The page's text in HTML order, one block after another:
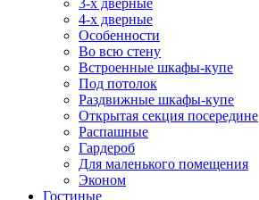
3-х дверные
4-х дверные
Особенности
Во всю стену
Встроенные шкафы-купе
Под потолок
Раздвижные шкафы-купе
Открытая секция посередине
Распашные
Гардероб
Для маленького помещения
Эконом
Гостиные